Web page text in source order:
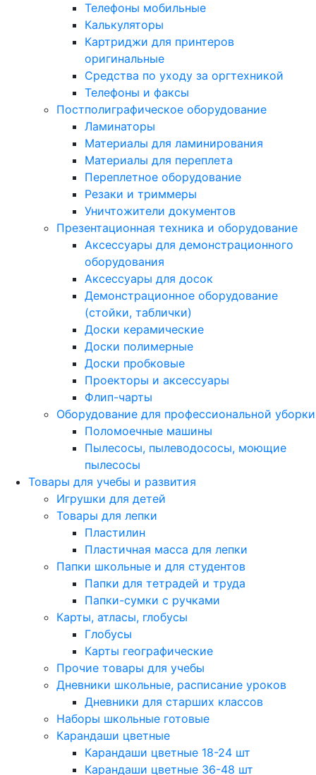
Телефоны мобильные
Калькуляторы
Картриджи для принтеров
оригинальные
Средства по уходу за оргтехникой
Телефоны и факсы
Постполиграфическое оборудование
Ламинаторы
Материалы для ламинирования
Материалы для переплета
Переплетное оборудование
Резаки и триммеры
Уничтожители документов
Презентационная техника и оборудование
Аксессуары для демонстрационного
оборудования
Аксессуары для досок
Демонстрационное оборудование
(стойки, таблички)
Доски керамические
Доски полимерные
Доски пробковые
Проекторы и аксессуары
Флип-чарты
Оборудование для профессиональной уборки
Поломоечные машины
Пылесосы, пылеводососы, моющие
пылесосы
Товары для учебы и развития
Игрушки для детей
Товары для лепки
Пластилин
Пластичная масса для лепки
Папки школьные и для студентов
Папки для тетрадей и труда
Папки-сумки с ручками
Карты, атласы, глобусы
Глобусы
Карты географические
Прочие товары для учебы
Дневники школьные, расписание уроков
Дневники для старших классов
Наборы школьные готовые
Карандаши цветные
Карандаши цветные 18-24 шт
Карандаши цветные 36-48 шт